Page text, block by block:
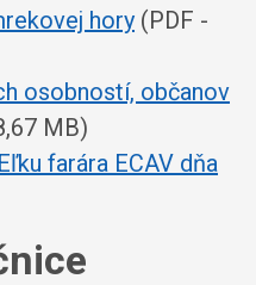
hory (PDF -
osobností, občanov
MB)
farára ECAV dňa